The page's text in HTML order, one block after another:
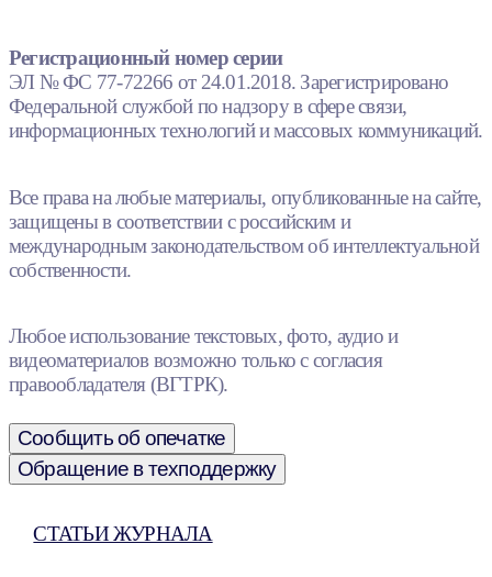
Регистрационный номер серии
ЭЛ № ФС 77-72266 от 24.01.2018. Зарегистрировано
Федеральной службой по надзору в сфере связи,
информационных технологий и массовых коммуникаций.
Все права на любые материалы, опубликованные на сайте,
защищены в соответствии с российским и
международным законодательством об интеллектуальной
собственности.
Любое использование текстовых, фото, аудио и
видеоматериалов возможно только с согласия
правообладателя (ВГТРК).
Сообщить об опечатке
Обращение в техподдержку
СТАТЬИ ЖУРНАЛА